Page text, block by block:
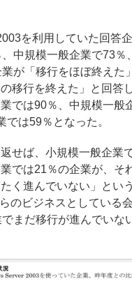
を利用していた回答
中規模一般企業で73％
が「移行をほぼ終えた
移行を終えた」と回答
では90％、中規模一般
は59％となった。
せば、小規模一般企業
では21％の企業が、そ
く進んでいない」とい
のビジネスとしている
まだ移行が進んでいな